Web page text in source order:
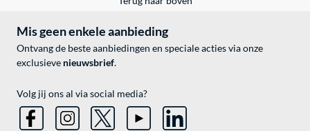
Mis geen enkele aanbieding
Ontvang de beste aanbiedingen en speciale acties via onze
exclusieve nieuwsbrief.
Volg jij ons al via social media?